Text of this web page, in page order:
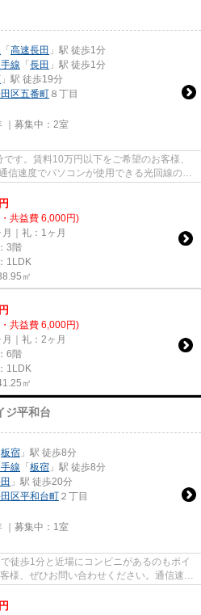
「 高速長田 」駅 徒歩1分
線 「 長田 」駅 徒歩1分
」駅 徒歩19分
区五番町 ８丁目
募集中： 2室
す。賃料10万円以下をご希望のお客様、
信速度でパソコンが使用できる光回線の物
円
共益費 6,000円)
｜礼：1ヶ月
3階
1LDK
㎡
円
共益費 6,000円)
｜礼：2ヶ月
6階
1LDK
㎡
ジ平和台
板宿 」駅 徒歩8分
線 「 板宿 」駅 徒歩8分
」駅 徒歩20分
区平和台町 ２丁目
募集中： 1室
徒歩1分と近場にコンビニがあるのもポイ
様、ぜひお問い合わせください。通信速度
円